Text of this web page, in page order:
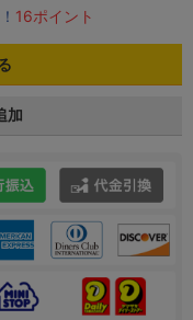
16ポイント
加